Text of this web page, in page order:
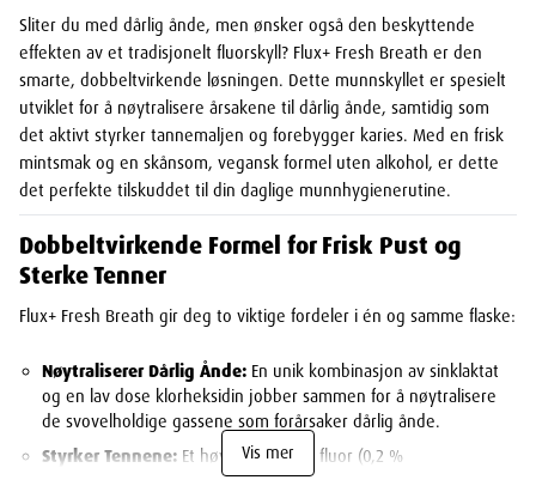
Sliter du med dårlig ånde, men ønsker også den beskyttende
effekten av et tradisjonelt fluorskyll? Flux+ Fresh Breath er den
smarte, dobbeltvirkende løsningen. Dette munnskyllet er spesielt
utviklet for å nøytralisere årsakene til dårlig ånde, samtidig som
det aktivt styrker tannemaljen og forebygger karies. Med en frisk
mintsmak og en skånsom, vegansk formel uten alkohol, er dette
det perfekte tilskuddet til din daglige munnhygienerutine.
Dobbeltvirkende Formel for Frisk Pust og
Sterke Tenner
Flux+ Fresh Breath gir deg to viktige fordeler i én og samme flaske:
Nøytraliserer Dårlig Ånde: En unik kombinasjon av sinklaktat
og en lav dose klorheksidin jobber sammen for å nøytralisere
de svovelholdige gassene som forårsaker dårlig ånde.
Styrker Tennene: Et høyt innhold av fluor (0,2 %
natriumfluorid) styrker emaljen, beskytter mot syreangrep og
Vis mer